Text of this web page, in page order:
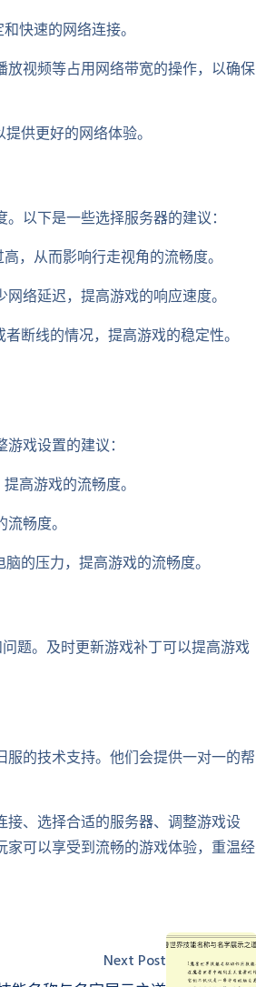
快速的网络连接。
视频等占用网络带宽的操作，以确保
供更好的网络体验。
以下是一些选择服务器的建议：
，从而影响行走视角的流畅度。
络延迟，提高游戏的响应速度。
断线的情况，提高游戏的稳定性。
戏设置的建议：
高游戏的流畅度。
畅度。
的压力，提高游戏的流畅度。
题。及时更新游戏补丁可以提高游戏
的技术支持。他们会提供一对一的帮
、选择合适的服务器、调整游戏设
可以享受到流畅的游戏体验，重温经
Next Post